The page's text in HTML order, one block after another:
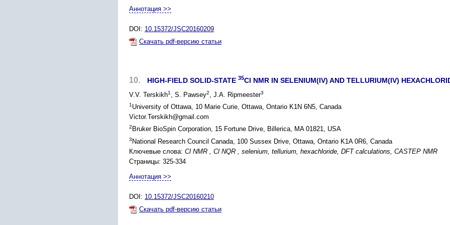
Аннотация >>
DOI: 10.15372/JSC20160209
Скачать pdf-версию статьи
10. HIGH-FIELD SOLID-STATE 35Cl NMR IN SELENIUM(IV) AND TELLURIUM(IV)
V.V. Terskikh1 , S. Pawsey2 , J.A. Ripmeester3
1 University of Ottawa, 10 Marie Curie, Ottawa, Ontario K1N 6N5, Canada
Victor.Terskikh@gmail.com
2 Bruker BioSpin Corporation, 15 Fortune Drive, Billerica, MA 01821, USA
3 National Research Council Canada, 100 Sussex Drive, Ottawa, Ontario K1A 0R6, Canada
Ключевые слова: Cl NMR , Cl NQR , selenium, tellurium, hexachloride, DFT calculations, CASTEP NMR
Страницы: 325-334
Аннотация >>
DOI: 10.15372/JSC20160210
Скачать pdf-версию статьи